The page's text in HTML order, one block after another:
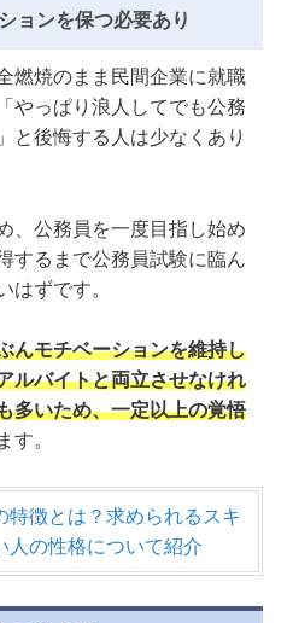
ョンを保つ必要あり
燃焼のまま民間企業に就職
やっぱり浪人してでも公務
と後悔する人は少なくあり
、公務員を一度目指し始め
するまで公務員試験に臨ん
はずです。
んモチベーションを維持し
ルバイトと両立させなけれ
多いため、一定以上の覚悟
す。
特徴とは？求められるスキ
人の性格について紹介